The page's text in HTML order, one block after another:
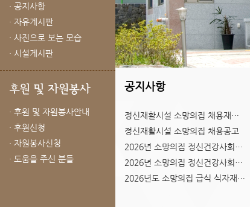
· 공지사항
· 자유게시판
· 사진으로 보는 모습
· 시설게시판
· 후원 및 자원봉사안내
· 후원신청
· 자원봉사신청
· 도움을 주신 분들
PreviousNext
23
공지사항
정신재활시설 소망의집 채용재공고
정신재활시설 소망의집 채용공고
2026년 소망의집 정신건강사회복...
2026년 소망의집 정신건강사회복...
2026년도 소망의집 급식 식자재 ...